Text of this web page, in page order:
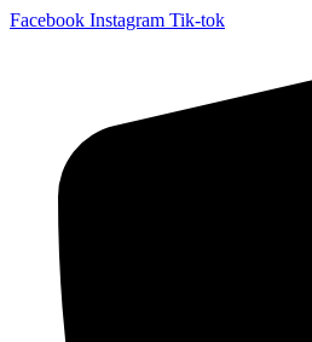
Facebook Instagram Tik-tok